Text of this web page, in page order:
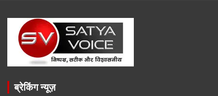
ब्रेकिंग न्यूज़